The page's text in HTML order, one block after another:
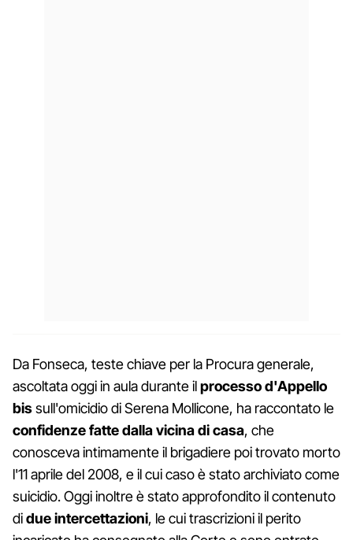
Da Fonseca, teste chiave per la Procura generale,
ascoltata oggi in aula durante ilprocesso d'Appello
bissull'omicidio di Serena Mollicone, ha raccontato le
confidenze fatte dalla vicina di casa, che
conosceva intimamente il brigadiere poi trovato morto
l'11 aprile del 2008, e il cui caso è stato archiviato come
suicidio. Oggi inoltre è stato approfondito il contenuto
didue intercettazioni, le cui trascrizioni il perito